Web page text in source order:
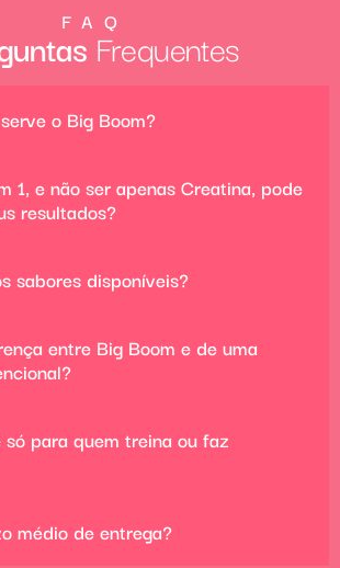
FAQ
Frequentes
o Big Boom?
1, e não ser apenas Creatina, pode
resultados?
sabores disponíveis?
entre Big Boom e de uma
só para quem treina ou faz
médio de entrega?